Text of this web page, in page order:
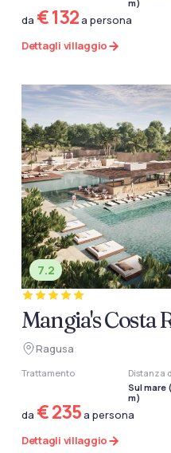
m)
da € 132a persona
Dettagli villaggio
7.2
Mangia's Costa
Ragusa
Trattamento
Distanza
Sul mare
m)
da € 235a persona
Dettagli villaggio